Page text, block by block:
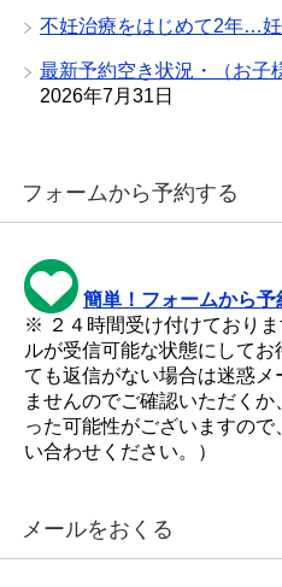
不妊治療をはじめて2年…
最新予約空き状況・（お子
2026年7月31日
フォームから予約する
簡単！フォームから
※ ２４時間受け付けており
ルが受信可能な状態にして
ても返信がない場合は迷惑
ませんのでご確認いただく
った可能性がございますの
い合わせください。）
メールをおくる